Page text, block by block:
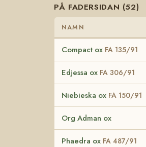
PÅ FADERSIDAN (52)
NAMN
Compact ox FA 135/91
Edjessa ox FA 306/91
Niebieska ox FA 150/91
Org Adman ox
Phaedra ox FA 487/91